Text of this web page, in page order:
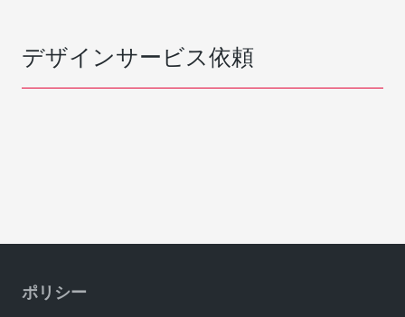
デザインサービス依頼
ポリシー